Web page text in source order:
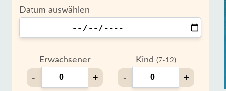
Datum auswählen
Erwachsener
- +
Kind (7-12)
- +